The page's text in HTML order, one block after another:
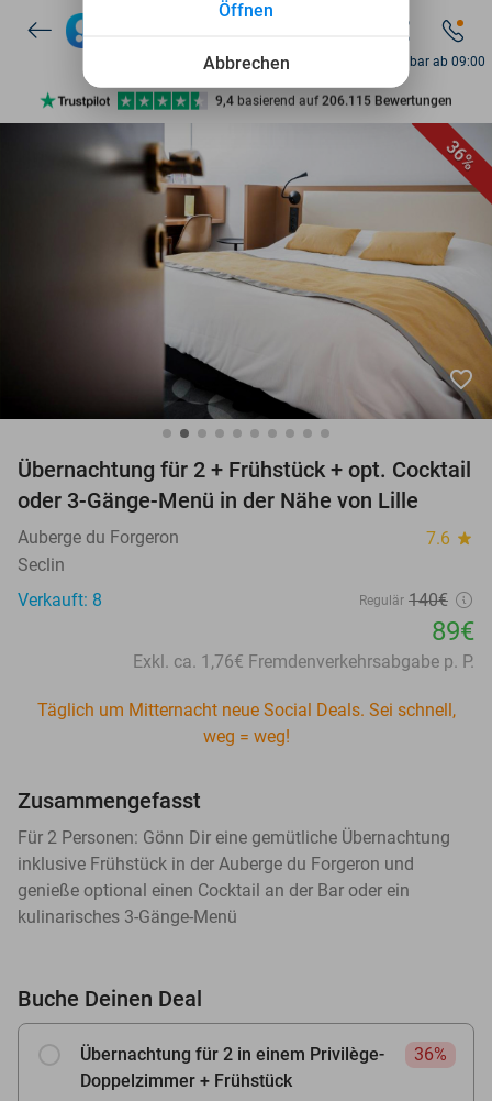
7 Tage die Woche verfügbar
10+ Millionen Mitglieder
9,4 basierend auf 206.115 Bewertungen
7 Tage die Woche verfügbar
10+ Millionen Mitglieder
Erreichbar ab 09:00
36%
favorite_border
Übernachtung für 2 + Frühstück + opt. Cocktail
oder 3-Gänge-Menü in der Nähe von Lille
Auberge du Forgeron 7.6 star
Seclin
Verkauft: 8
Regulär 140€
89€
Exkl. ca. 1,76€ Fremdenverkehrsabgabe p. P.
Täglich um Mitternacht neue Social Deals. Sei schnell,
weg = weg!
Zusammengefasst
Für 2 Personen: Gönn Dir eine gemütliche Übernachtung
inklusive Frühstück in der Auberge du Forgeron und
genieße optional einen Cocktail an der Bar oder ein
kulinarisches 3-Gänge-Menü
Buche Deinen Deal
Übernachtung für 2 in einem Privilège-
Doppelzimmer + Frühstück
36%
Abbrechen
Öffnen